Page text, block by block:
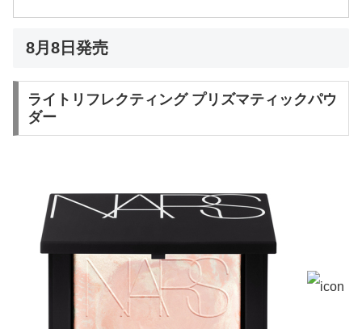
8月8日発売
ライトリフレクティング プリズマティックパウ
ダー